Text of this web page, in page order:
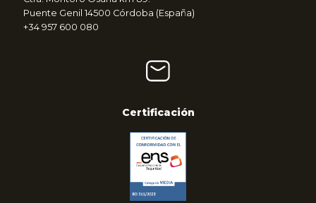
Puente Genil 14500 Córdoba (España)
+34 957 600 080
Certificación